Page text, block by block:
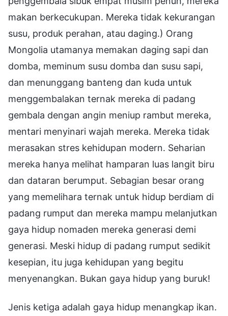
makan berkecukupan. Mereka tidak kekurangan
susu, produk perahan, atau daging.) Orang
Mongolia utamanya memakan daging sapi dan
domba, meminum susu domba dan susu sapi,
dan menunggang banteng dan kuda untuk
menggembalakan ternak mereka di padang
gembala dengan angin meniup rambut mereka,
mentari menyinari wajah mereka. Mereka tidak
merasakan stres kehidupan modern. Seharian
mereka hanya melihat hamparan luas langit biru
dan dataran berumput. Sebagian besar orang
yang memelihara ternak untuk hidup berdiam di
padang rumput dan mereka mampu melanjutkan
gaya hidup nomaden mereka generasi demi
generasi. Meski hidup di padang rumput sedikit
kesepian, itu juga kehidupan yang begitu
menyenangkan. Bukan gaya hidup yang buruk!
Jenis ketiga adalah gaya hidup menangkap ikan.